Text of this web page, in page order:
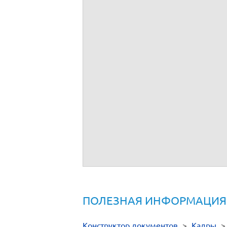
ПОЛЕЗНАЯ ИНФОРМАЦИЯ